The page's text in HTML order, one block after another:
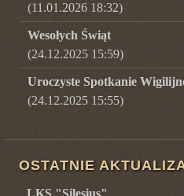
(11.01.2026 18:32)
Wesołych Świąt
(24.12.2025 15:59)
Uroczyste Spotkanie
(24.12.2025 15:55)
OSTATNIE
LKS "Silesius"